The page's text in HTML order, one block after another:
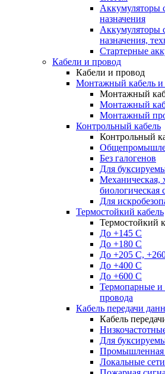
Аккумуляторы
назначения
Аккумуляторы
назначения,
Стартерные
Кабели и провод
Кабели и провод
Монтажный кабель и
Монтажный
Монтажный
Монтажный
Контрольный кабель
Контрольный
Без галогенов
Для
Механическая,
биологическая
Для
Термостойкий кабель
Термостойкий
До +145 С
До +180 C
До +205 С,
До +400 C
До +600 С
Термопарные
провода
Кабель передачи
Кабель
Для
Промышленная
Локальные